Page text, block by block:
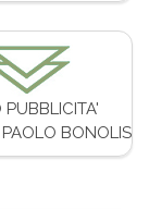
PUBBLICITA'
BONOLIS